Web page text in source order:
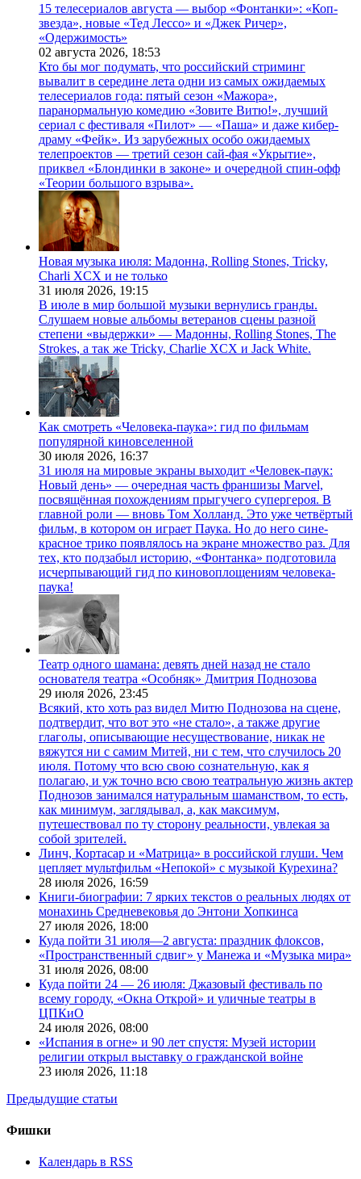
15 телесериалов августа — выбор «Фонтанки»: «Коп-
звезда», новые «Тед Лессо» и «Джек Ричер»,
«Одержимость»
02 августа 2026, 18:53
Кто бы мог подумать, что российский стриминг
вывалит в середине лета одни из самых ожидаемых
телесериалов года: пятый сезон «Мажора»,
паранормальную комедию «Зовите Витю!», лучший
сериал с фестиваля «Пилот» — «Паша» и даже кибер-
драму «Фейк». Из зарубежных особо ожидаемых
телепроектов — третий сезон сай-фая «Укрытие»,
приквел «Блондинки в законе» и очередной спин-офф
«Теории большого взрыва».
Новая музыка июля: Мадонна, Rolling Stones, Tricky,
Charli XCX и не только
31 июля 2026, 19:15
В июле в мир большой музыки вернулись гранды.
Слушаем новые альбомы ветеранов сцены разной
степени «выдержки» — Мадонны, Rolling Stones, The
Strokes, а так же Tricky, Charlie XCX и Jack White.
Как смотреть «Человека-паука»: гид по фильмам
популярной киновселенной
30 июля 2026, 16:37
31 июля на мировые экраны выходит «Человек-паук:
Новый день» — очередная часть франшизы Marvel,
посвящённая похождениям прыгучего супергероя. В
главной роли — вновь Том Холланд. Это уже четвёртый
фильм, в котором он играет Паука. Но до него сине-
красное трико появлялось на экране множество раз. Для
тех, кто подзабыл историю, «Фонтанка» подготовила
исчерпывающий гид по киновоплощениям человека-
паука!
Театр одного шамана: девять дней назад не стало
основателя театра «Особняк» Дмитрия Поднозова
29 июля 2026, 23:45
Всякий, кто хоть раз видел Митю Поднозова на сцене,
подтвердит, что вот это «не стало», а также другие
глаголы, описывающие несуществование, никак не
вяжутся ни с самим Митей, ни с тем, что случилось 20
июля. Потому что всю свою сознательную, как я
полагаю, и уж точно всю свою театральную жизнь актер
Поднозов занимался натуральным шаманством, то есть,
как минимум, заглядывал, а, как максимум,
путешествовал по ту сторону реальности, увлекая за
собой зрителей.
Линч, Кортасар и «Матрица» в российской глуши. Чем
цепляет мультфильм «Непокой» с музыкой Курехина?
28 июля 2026, 16:59
Книги-биографии: 7 ярких текстов о реальных людях от
монахинь Средневековья до Энтони Хопкинса
27 июля 2026, 18:00
Куда пойти 31 июля—2 августа: праздник флоксов,
«Пространственный сдвиг» у Манежа и «Музыка мира»
31 июля 2026, 08:00
Куда пойти 24 — 26 июля: Джазовый фестиваль по
всему городу, «Окна Открой» и уличные театры в
ЦПКиО
24 июля 2026, 08:00
«Испания в огне» и 90 лет спустя: Музей истории
религии открыл выставку о гражданской войне
23 июля 2026, 11:18
Предыдущие статьи
Фишки
Календарь в RSS